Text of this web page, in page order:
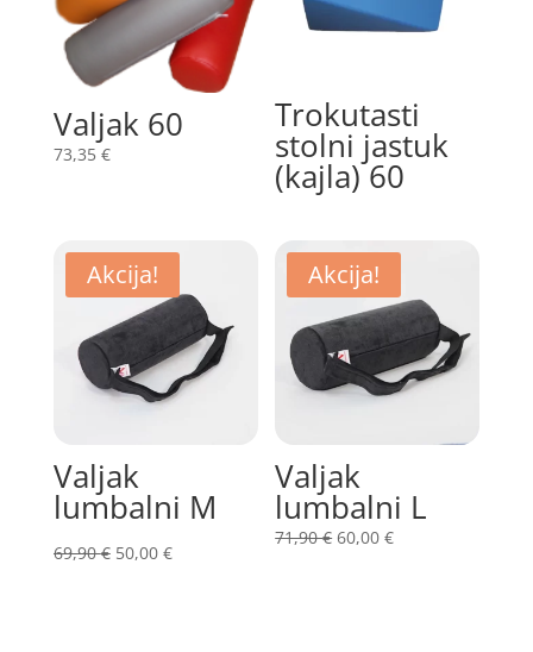
Valjak 60
73,35 €
Trokutasti
stolni jastuk
(kajla) 60
Akcija!
Valjak
lumbalni M
69,90€ Izvorna
50,00 €Trenutna
Akcija!
Valjak
lumbalni L
71,90€ Izvorna
60,00€Trenutna